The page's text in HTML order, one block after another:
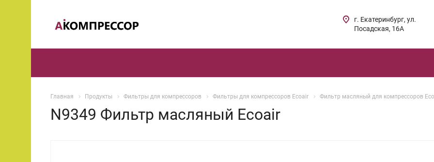
г. Екатеринбург, ул.
Посадская, 16А
Главная Продукты Фильтры для компрессоров Фильтры для компрессоров Ecoair Фильтр масляный для компрессоров
N9349 Фильтр масляный Ecoair